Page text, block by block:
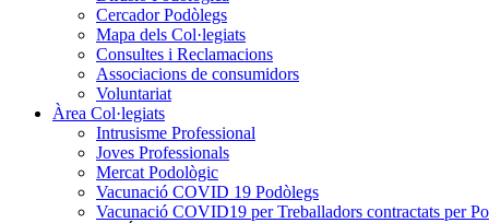
Cercador Podòlegs
Mapa dels Col·legiats
Consultes i Reclamacions
Associacions de consumidors
Voluntariat
Àrea Col·legiats
Intrusisme Professional
Joves Professionals
Mercat Podològic
Vacunació COVID 19 Podòlegs
Vacunació COVID19 per Treballadors contractats per